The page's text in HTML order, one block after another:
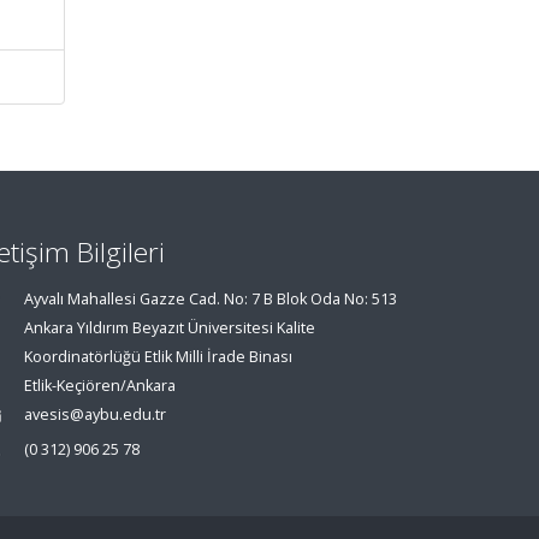
Bilgileri
Ayvalı Mahallesi Gazze Cad. No: 7 B Blok Oda No: 513
Ankara Yıldırım Beyazıt Üniversitesi Kalite
Koordinatörlüğü Etlik Milli İrade Binası
Etlik-Keçiören/Ankara
avesis@aybu.edu.tr
(0 312) 906 25 78